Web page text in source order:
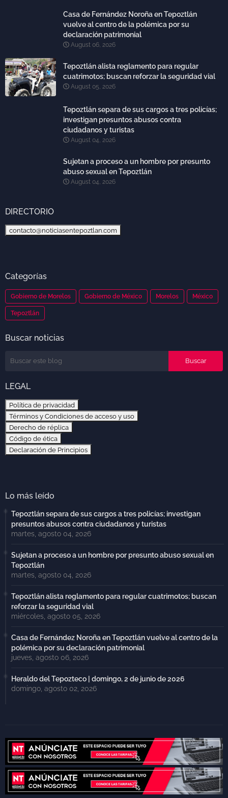
Casa de Fernández Noroña en Tepoztlán
vuelve al centro de la polémica por su
declaración patrimonial
August 06, 2026
Tepoztlán alista reglamento para regular
cuatrimotos; buscan reforzar la seguridad vial
August 05, 2026
Tepoztlán separa de sus cargos a tres policías;
investigan presuntos abusos contra
ciudadanos y turistas
August 04, 2026
Sujetan a proceso a un hombre por presunto
abuso sexual en Tepoztlán
August 04, 2026
DIRECTORIO
contacto@noticiasentepoztlan.com
Categorías
Gobierno de Morelos Gobierno de México Morelos México
Tepoztlán
Buscar noticias
LEGAL
Política de privacidad
Términos y Condiciones de acceso y uso
Derecho de réplica
Código de ética
Declaración de Principios
Lo más leído
Tepoztlán separa de sus cargos a tres policías; investigan
presuntos abusos contra ciudadanos y turistas
martes, agosto 04, 2026
Sujetan a proceso a un hombre por presunto abuso sexual en
Tepoztlán
martes, agosto 04, 2026
Tepoztlán alista reglamento para regular cuatrimotos; buscan
reforzar la seguridad vial
miércoles, agosto 05, 2026
Casa de Fernández Noroña en Tepoztlán vuelve al centro de la
polémica por su declaración patrimonial
jueves, agosto 06, 2026
Heraldo del Tepozteco | domingo, 2 de junio de 2026
domingo, agosto 02, 2026